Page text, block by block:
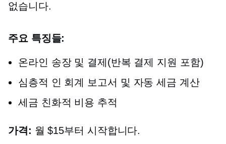
없습니다.
주요 특징들:
온라인 송장 및 결제(반복 결제 지원 포함)
심층적 인 회계 보고서 및 자동 세금 계산
세금 친화적 비용 추적
가격: 월 $15부터 시작합니다.